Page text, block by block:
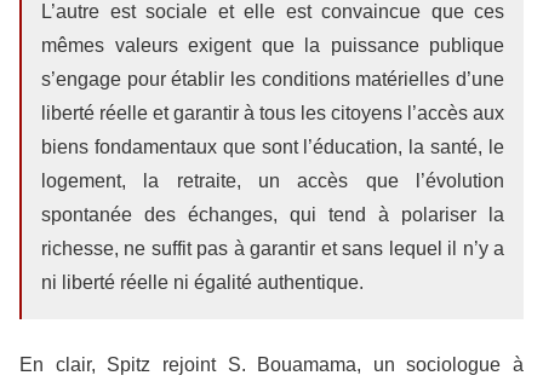
L’autre est sociale et elle est convaincue que ces
mêmes valeurs exigent que la puissance publique
s’engage pour établir les conditions matérielles d’une
liberté réelle et garantir à tous les citoyens l’accès aux
biens fondamentaux que sont l’éducation, la santé, le
logement, la retraite, un accès que l’évolution
spontanée des échanges, qui tend à polariser la
richesse, ne suffit pas à garantir et sans lequel il n’y a
ni liberté réelle ni égalité authentique.
En clair, Spitz rejoint S. Bouamama, un sociologue à